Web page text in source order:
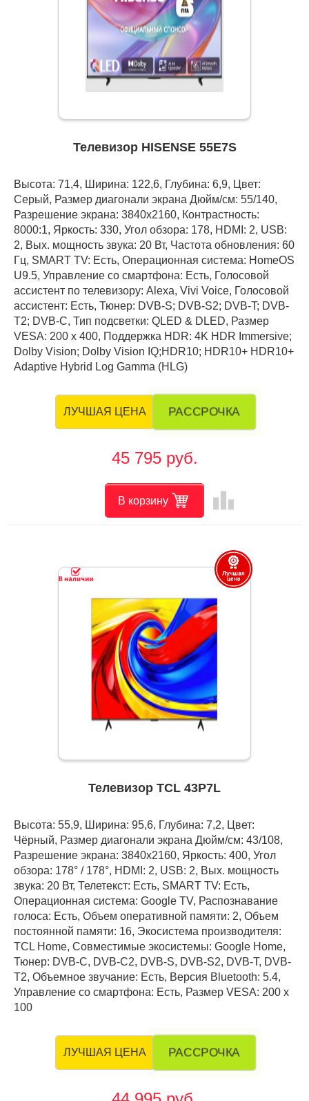
Телевизор HISENSE 55E7S
Высота: 71,4, Ширина: 122,6, Глубина: 6,9, Цвет:
Серый, Размер диагонали экрана Дюйм/см: 55/140,
Разрешение экрана: 3840x2160, Контрастность:
8000:1, Яркость: 330, Угол обзора: 178, HDMI: 2, USB:
2, Вых. мощность звука: 20 Вт, Частота обновления: 60
Гц, SMART TV: Есть, Операционная система: HomeOS
U9.5, Управление со смартфона: Есть, Голосовой
ассистент по телевизору: Alexa, Vivi Voice, Голосовой
ассистент: Есть, Тюнер: DVB-S; DVB-S2; DVB-T; DVB-
T2; DVB-С, Тип подсветки: QLED & DLED, Размер
VESA: 200 х 400, Поддержка HDR: 4K HDR Immersive;
Dolby Vision; Dolby Vision IQ;HDR10; HDR10+ HDR10+
Adaptive Hybrid Log Gamma (HLG)
ЛУЧШАЯ ЦЕНА РАССРОЧКА
45 795 руб.
В корзину leaderboard
Телевизор TCL 43P7L
Высота: 55,9, Ширина: 95,6, Глубина: 7,2, Цвет:
Чёрный, Размер диагонали экрана Дюйм/см: 43/108,
Разрешение экрана: 3840x2160, Яркость: 400, Угол
обзора: 178° / 178°, HDMI: 2, USB: 2, Вых. мощность
звука: 20 Вт, Телетекст: Есть, SMART TV: Есть,
Операционная система: Google TV, Распознавание
голоса: Есть, Объем оперативной памяти: 2, Объем
постоянной памяти: 16, Экосистема производителя:
TCL Home, Совместимые экосистемы: Google Home,
Тюнер: DVB-C, DVB-C2, DVB-S, DVB-S2, DVB-T, DVB-
T2, Объемное звучание: Есть, Версия Bluetooth: 5.4,
Управление со смартфона: Есть, Размер VESA: 200 х
100
ЛУЧШАЯ ЦЕНА РАССРОЧКА